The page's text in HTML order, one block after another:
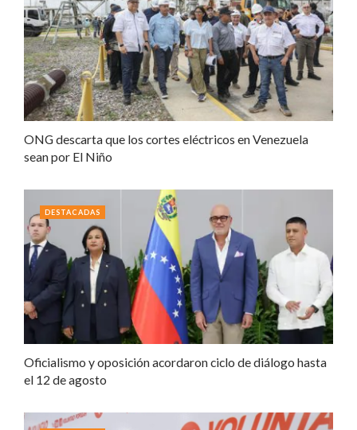
ONG descarta que los cortes eléctricos en Venezuela
sean por El Niño
Oficialismo y oposición acordaron ciclo de diálogo hasta
el 12 de agosto
DESTACADAS